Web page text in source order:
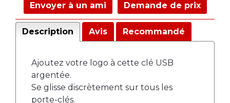
Envoyer à un ami Demande de prix
Description Avis Recommandé
Ajoutez votre logo à cette clé USB
argentée.
Se glisse discrètement sur tous les
porte-clés.